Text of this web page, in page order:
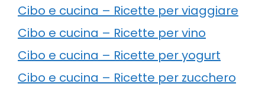
Cibo e cucina – Ricette per viaggiare
Cibo e cucina – Ricette per vino
Cibo e cucina – Ricette per yogurt
Cibo e cucina – Ricette per zucchero